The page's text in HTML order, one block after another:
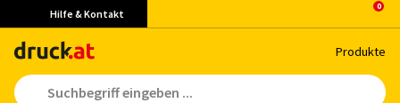
Hilfe & Kontakt
Pro­duk­te